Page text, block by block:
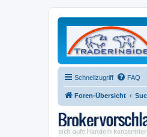
Schnellzugriff FAQ
Foren-Übersicht